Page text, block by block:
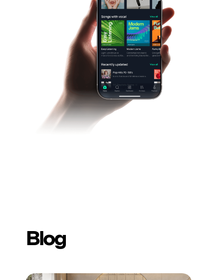
Blog